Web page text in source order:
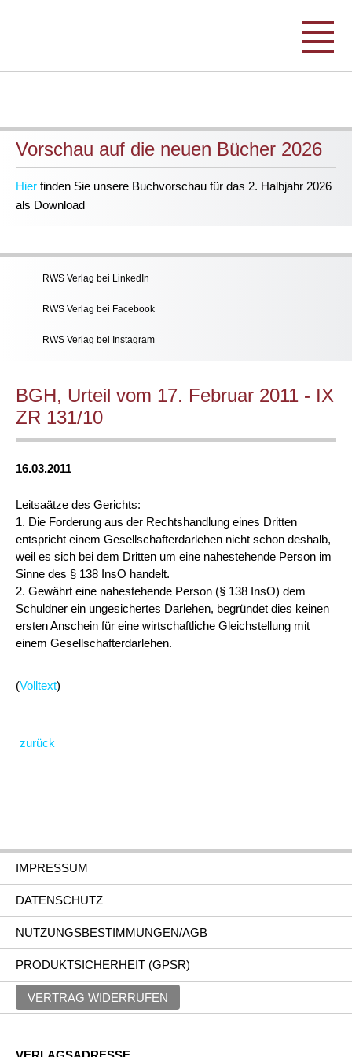
Vorschau auf die neuen Bücher 2026
Hier finden Sie unsere Buchvorschau für das 2. Halbjahr 2026
als Download
RWS Verlag bei LinkedIn
RWS Verlag bei Facebook
RWS Verlag bei Instagram
BGH, Urteil vom 17. Februar 2011 - IX
ZR 131/10
16.03.2011
Leitsaätze des Gerichts:
1. Die Forderung aus der Rechtshandlung eines Dritten
entspricht einem Gesellschafterdarlehen nicht schon deshalb,
weil es sich bei dem Dritten um eine nahestehende Person im
Sinne des § 138 InsO handelt.
2. Gewährt eine nahestehende Person (§ 138 InsO) dem
Schuldner ein ungesichertes Darlehen, begründet dies keinen
ersten Anschein für eine wirtschaftliche Gleichstellung mit
einem Gesellschafterdarlehen.
(Volltext)
zurück
IMPRESSUM
DATENSCHUTZ
NUTZUNGSBESTIMMUNGEN/AGB
PRODUKTSICHERHEIT (GPSR)
VERTRAG WIDERRUFEN